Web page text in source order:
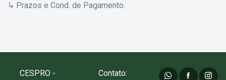
↳ Prazos e Cond. de Pagamento.
CESPRO - Contato: